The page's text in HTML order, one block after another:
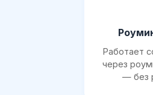
Работает
через
— без